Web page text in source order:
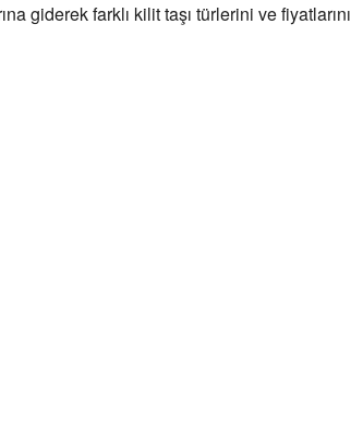
giderek farklı kilit taşı türlerini ve fiyatlarını